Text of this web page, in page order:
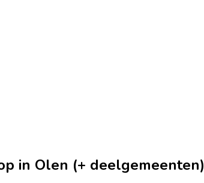
in Olen (+ deelgemeenten)